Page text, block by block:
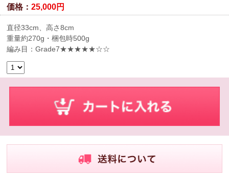
価格：25,000円
直径33cm、高さ8cm
重量約270g・梱包時500g
編み目：Grade7★★★★★☆☆